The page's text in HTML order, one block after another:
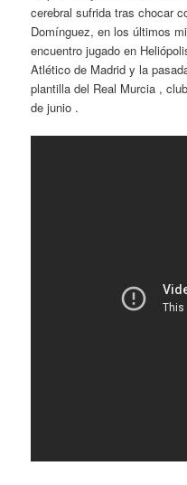
cerebral sufrida tras chocar
Domínguez, en los últimos
encuentro jugado en
Atlético de Madrid y la
plantilla del Real Murcia ,
de junio .